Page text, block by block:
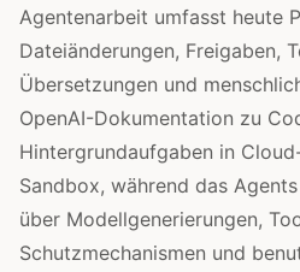
Agentenarbeit umfasst heute
Dateiänderungen, Freigaben,
Übersetzungen und
OpenAI-Dokumentation zu
Hintergrundaufgaben in
Sandbox, während das
über Modellgenerierungen,
Schutzmechanismen und